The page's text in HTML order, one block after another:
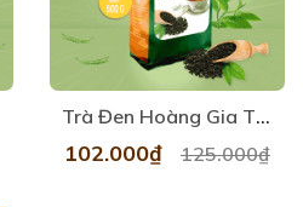
Trà Đen Hoàng Gia Thượng Hạng 500gr
102.000₫ 125.000₫